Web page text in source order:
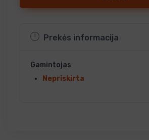
Prekės informacija
Gamintojas
Nepriskirta